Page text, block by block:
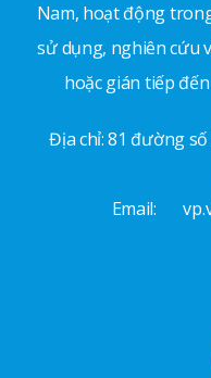
Nam, hoạt động
sử dụng, nghiên cứu
hoặc gián tiếp
Địa chỉ: 81 đường số
Email: